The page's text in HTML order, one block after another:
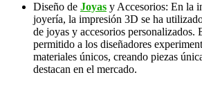
Diseño de Joyas y Accesorios: En la
joyería, la impresión 3D se ha
de joyas y accesorios personalizados.
permitido a los diseñadores
materiales únicos, creando piezas
destacan en el mercado.